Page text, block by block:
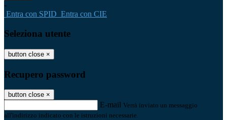
-
Entra con SPID Entra con CIE
Seleziona utente
button close ×
Recupero password
button close ×
E-mail Verrà inviato un messaggio
all'indirizzo indicato con le istruzioni necessarie.